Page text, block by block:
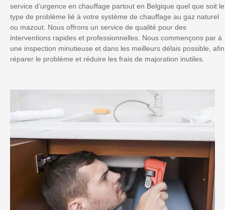
service d’urgence en chauffage partout en Belgique quel que soit le
type de problème lié à votre système de chauffage au gaz naturel
ou mazout. Nous offrons un service de qualité pour des
interventions rapides et professionnelles. Nous commençons par à
une inspection minutieuse et dans les meilleurs délais possible, afin
réparer le problème et réduire les frais de majoration inutiles.